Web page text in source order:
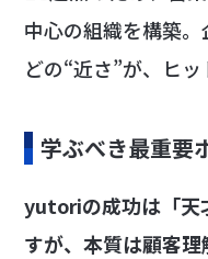
中心の組織を構築
どの“近さ”が、ヒッ
学ぶべき最重要
yutoriの成功は「天
すが、本質は顧客